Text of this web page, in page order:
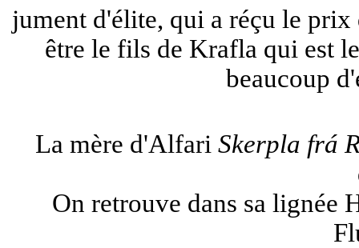
jument d'élite, qui a réçu le
être le fils de Krafla qui est
beaucoup
La mère d'Alfari Skerpla frá
On retrouve dans sa lignée